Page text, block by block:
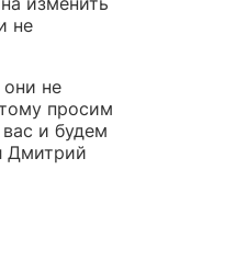
не
не
просим
и будем
Дмитрий